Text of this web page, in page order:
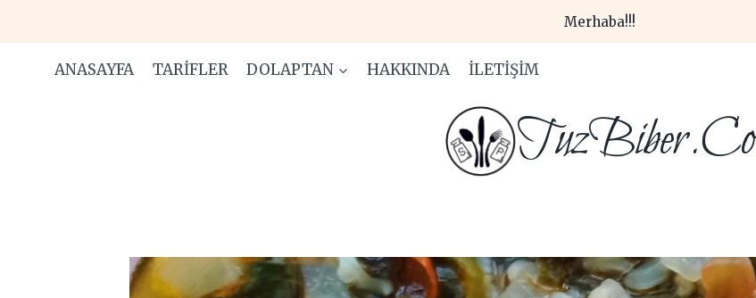
content
Merhaba!!!
ANASAYFA TARIFLER DOLAPTAN HAKKINDA İLETIŞIM
TuzBiber.Co